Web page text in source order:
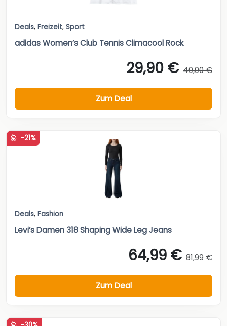
Deals, Freizeit, Sport
adidas Women’s Club Tennis Climacool Rock
29,90 € 40,00 €
Zum Deal
-21%
Deals, Fashion
Levi’s Damen 318 Shaping Wide Leg Jeans
64,99 € 81,99 €
Zum Deal